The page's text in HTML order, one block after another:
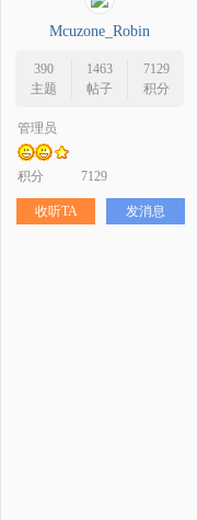
Mcuzone_Robin
390
主题
1463
帖子
7129
积分
管理员
积分 7129
收听TA 发消息